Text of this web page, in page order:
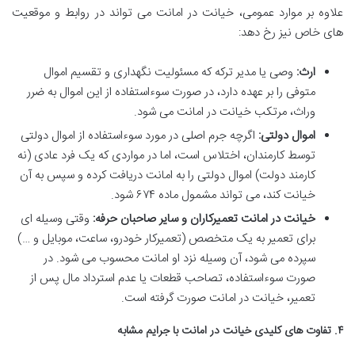
علاوه بر موارد عمومی، خیانت در امانت می تواند در روابط و موقعیت
های خاص نیز رخ دهد:
ارث: وصی یا مدیر ترکه که مسئولیت نگهداری و تقسیم اموال
متوفی را بر عهده دارد، در صورت سوءاستفاده از این اموال به ضرر
وراث، مرتکب خیانت در امانت می شود.
اموال دولتی: اگرچه جرم اصلی در مورد سوءاستفاده از اموال دولتی
توسط کارمندان، اختلاس است، اما در مواردی که یک فرد عادی (نه
کارمند دولت) اموال دولتی را به امانت دریافت کرده و سپس به آن
خیانت کند، می تواند مشمول ماده ۶۷۴ شود.
خیانت در امانت تعمیرکاران و سایر صاحبان حرفه: وقتی وسیله ای
برای تعمیر به یک متخصص (تعمیرکار خودرو، ساعت، موبایل و …)
سپرده می شود، آن وسیله نزد او امانت محسوب می شود. در
صورت سوءاستفاده، تصاحب قطعات یا عدم استرداد مال پس از
تعمیر، خیانت در امانت صورت گرفته است.
۴. تفاوت های کلیدی خیانت در امانت با جرایم مشابه